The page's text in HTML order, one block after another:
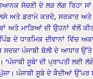
ਸੋਚਣੀ ਦੇ ਲੜ ਲੱਗ ਰਿਹਾ
ਅਤੇ ਡਰਾਮੇ ਕਰਦੇ, ਸਰਕਾਰ
ਅਤੇ ਮਾੜਿਆਂ ਦੀ ਉਹਨਾਂ ਵੱਲੋਂ
ਧਾਰਮਿਕ ਦੀਵਾਨਾਂ ਵਿੱਚ
ਪੰਜਾਬੀ ਬੋਲੀ ਦੇ ਆਧਾਰ ਉੱਤੇ
ਸੂਬੇ’ ਦੀ ਪ੍ਰਾਪਤੀ ਲਈ
ਪੰਜਾਬੀ ਸੂਬੇ ਦੇ ਕੈਦੀਆਂ